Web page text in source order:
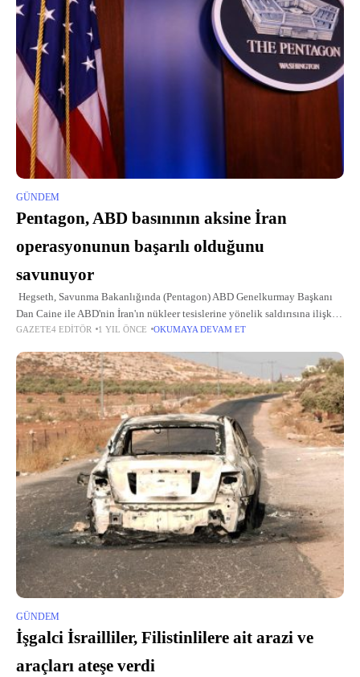
GÜNDEM
Pentagon, ABD basınının aksine İran
operasyonunun başarılı olduğunu
savunuyor
Hegseth, Savunma Bakanlığında (Pentagon) ABD Genelkurmay Başkanı
Dan Caine ile ABD'nin İran'ın nükleer tesislerine yönelik saldırısına ilişkin
açıklamalarda bulundu. İran'a yönelik saldırının amacına ulaşmadığını
GAZETE4 EDITÖR 1 YIL ÖNCE OKUMAYA DEVAM ET
GÜNDEM
İşgalci İsrailliler, Filistinlilere ait arazi ve
araçları ateşe verdi